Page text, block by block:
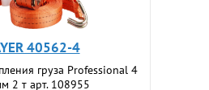
40562-4
груза Professional 4
2 т арт. 108955